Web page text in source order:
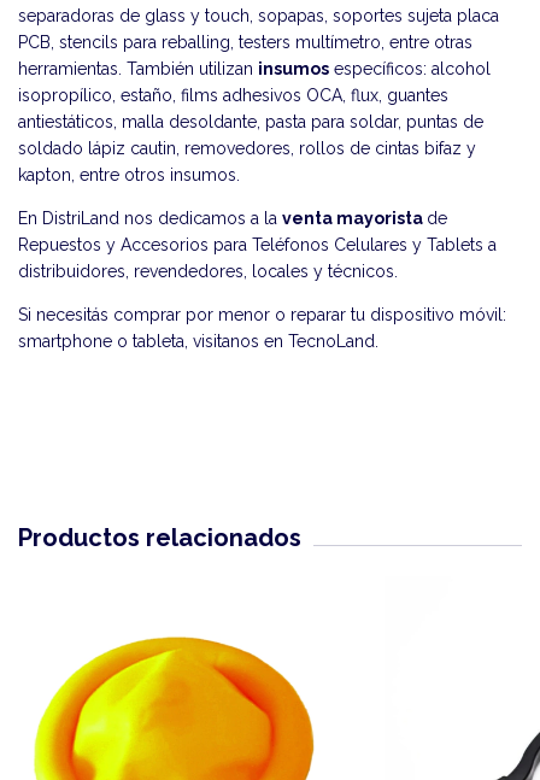
separadoras de glass y touch, sopapas, soportes sujeta placa
PCB, stencils para reballing, testers multímetro, entre otras
herramientas. También utilizan insumos específicos: alcohol
isopropílico, estaño, films adhesivos OCA, flux, guantes
antiestáticos, malla desoldante, pasta para soldar, puntas de
soldado lápiz cautin, removedores, rollos de cintas bifaz y
kapton, entre otros insumos.
En DistriLand nos dedicamos a la venta mayorista de
Repuestos y Accesorios para Teléfonos Celulares y Tablets a
distribuidores, revendedores, locales y técnicos.
Si necesitás comprar por menor o reparar tu dispositivo móvil:
smartphone o tableta, visitanos en TecnoLand
Productos relacionados